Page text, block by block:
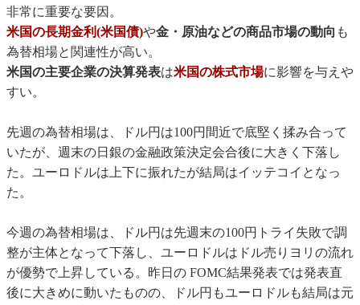
非常に重要な要因。
米国の長期金利(米国債)や金・原油などの商品市場の動向 も
為替相場と関連性が高い。
米国の主要企業の決算発表は米国の株式市場に影響を与えや
すい。
先週の為替相場は、ドル円は100円間近で底堅く揉み合って
いたが、週末の日銀の金融政策決定会合後に大きく下落し
た。ユーロドルは上下に振れたが結局はイッテコイとなっ
た。
今週の為替相場は、ドル円は先週末の100円トライ失敗で調
整が主体となって下落し、ユーロドルはドル売りヨリの流れ
が優勢で上昇している。昨日の FOMC結果発表では発表直
後に大きめに動いたものの、ドル円もユーロドルも結局は元